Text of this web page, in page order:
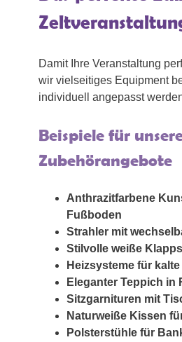
Damit Ihre Veranstaltung
wir vielseitiges Equipment
individuell angepasst
Beispiele für
Zubehörangebote
Anthrazitfarbene
Fußboden
Strahler mit
Stilvolle weiße
Heizsysteme für
Eleganter Teppich in
Sitzgarnituren mit
Naturweiße Kissen
Polsterstühle für